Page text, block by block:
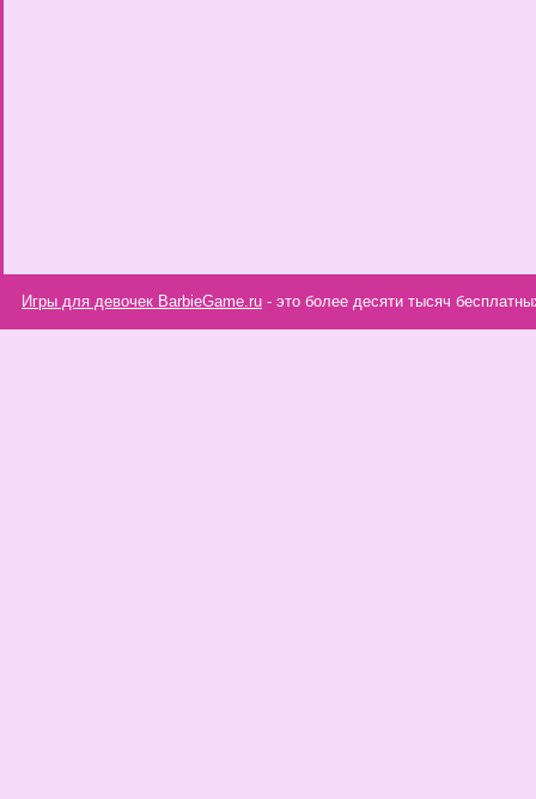
Игры для девочек BarbieGame.ru - это более десяти тысяч